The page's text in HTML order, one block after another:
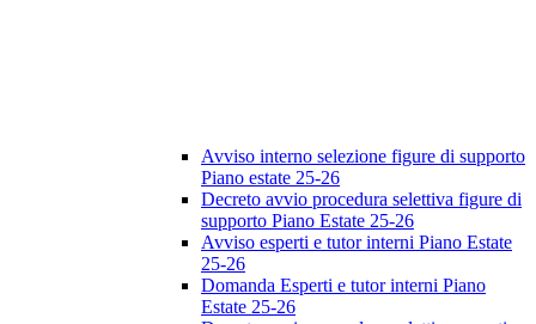
Avviso interno selezione figure di supporto
Piano estate 25-26
Decreto avvio procedura selettiva figure di
supporto Piano Estate 25-26
Avviso esperti e tutor interni Piano Estate
25-26
Domanda Esperti e tutor interni Piano
Estate 25-26